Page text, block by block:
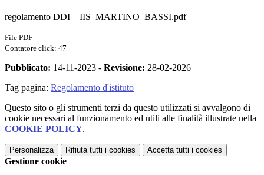
regolamento DDI _ IIS_MARTINO_BASSI.pdf
File PDF
Contatore click: 47
Pubblicato: 14-11-2023 - Revisione: 28-02-2026
Tag pagina: Regolamento d'istituto
Questo sito o gli strumenti terzi da questo utilizzati si avvalgono di
cookie necessari al funzionamento ed utili alle finalità illustrate nella
COOKIE POLICY.
Personalizza Rifiuta tutti i cookies Accetta tutti i cookies
Gestione cookie